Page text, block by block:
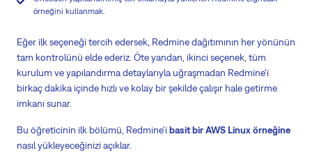
örneğini kullanmak.
Eğer ilk seçeneği tercih edersek, Redmine dağıtımının her yönünün
tam kontrolünü elde ederiz. Öte yandan, ikinci seçenek, tüm
kurulum ve yapılandırma detaylarıyla uğraşmadan Redmine'i
birkaç dakika içinde hızlı ve kolay bir şekilde çalışır hale getirme
imkanı sunar.
Bu öğreticinin ilk bölümü, Redmine'ibasit bir AWS Linux örneğine
nasıl yükleyeceğinizi açıklar.